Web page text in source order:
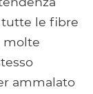
tutte le fibre
molte
ammalato